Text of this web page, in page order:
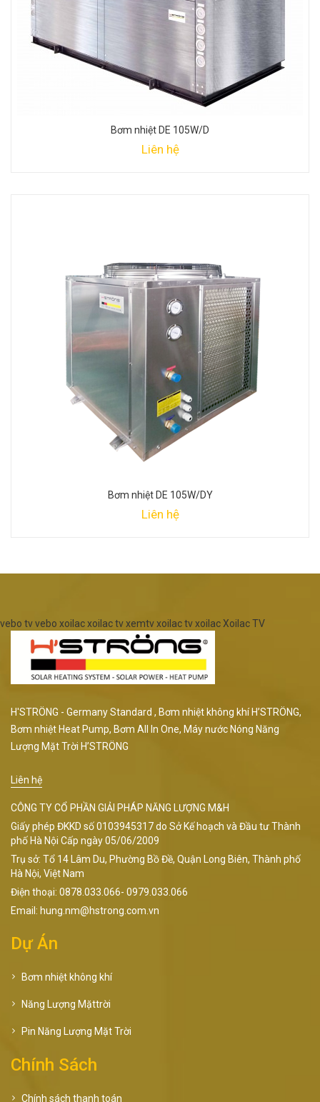
Bơm nhiệt DE 105W/D
Liên hệ
Bơm nhiệt DE 105W/DY
Liên hệ
vebo tvvebo xoilacxoilac tvxemtvxoilac tvxoilacXoilac TV
H'STRÖNG - Germany Standard , Bơm nhiệt không khí H’STRÖNG,
Bơm nhiệt Heat Pump, Bơm All In One, Máy nước Nóng Năng
Lượng Mặt Trời H’STRÖNG
Liên hệ
CÔNG TY CỔ PHẦN GIẢI PHÁP NĂNG LƯỢNG M&H
Giấy phép ĐKKD số 0103945317 do Sở Kế hoạch và Đầu tư Thành
phố Hà Nội Cấp ngày 05/06/2009
Trụ sở: Tổ 14 Lâm Du, Phường Bồ Đề, Quận Long Biên, Thành phố
Hà Nội, Việt Nam
Điện thoại: 0878.033.066- 0979.033.066
Email: hung.nm@hstrong.com.vn
Dự Án
Bơm nhiệt không khí
Năng Lượng Mặttrời
Pin Năng Lượng Mặt Trời
Chính Sách
Chính sách thanh toán